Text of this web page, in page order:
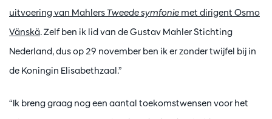
uitvoering van MahlersTweede symfonie met dirigent Osmo
Vänskä. Zelf ben ik lid van de Gustav Mahler Stichting
Nederland, dus op 29 november ben ik er zonder twijfel bij in
de Koningin Elisabethzaal.”
“Ik breng graag nog een aantal toekomstwensen voor het